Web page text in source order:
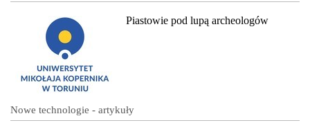
Piastowie pod lupą archeologów
Nowe technologie - artykuły